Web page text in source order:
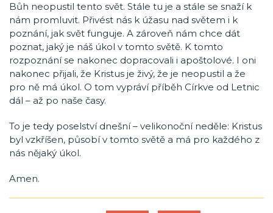
Bůh neopustil tento svět. Stále tu je a stále se snaží k
nám promluvit. Přivést nás k úžasu nad světem i k
poznání, jak svět funguje. A zároveň nám chce dát
poznat, jaký je náš úkol v tomto světě. K tomto
rozpoznání se nakonec dopracovali i apoštolové. I oni
nakonec přijali, že Kristus je živý, že je neopustil a že
pro ně má úkol. O tom vypráví příběh Církve od Letnic
dál – až po naše časy.
To je tedy poselství dnešní – velikonoční neděle: Kristus
byl vzkříšen, působí v tomto světě a má pro každého z
nás nějaký úkol.
Amen.